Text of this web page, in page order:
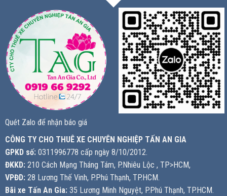
Quét Zalo để nhận báo giá
CÔNG TY CHO THUÊ XE CHUYÊN NGHIỆP TẤN AN GIA
GPKD số: 0311996778 cấp ngày 8/10/2012.
ĐKKD: 210 Cách Mạng Tháng Tám, P.Nhiêu Lộc , TP>HCM,
VPĐD: 28 Lương Thế Vinh, P.Phú Thạnh, TP.HCM.
Bãi xe Tấn An Gia: 35 Lương Minh Nguyệt, P.Phú Thạnh, TP.HCM.